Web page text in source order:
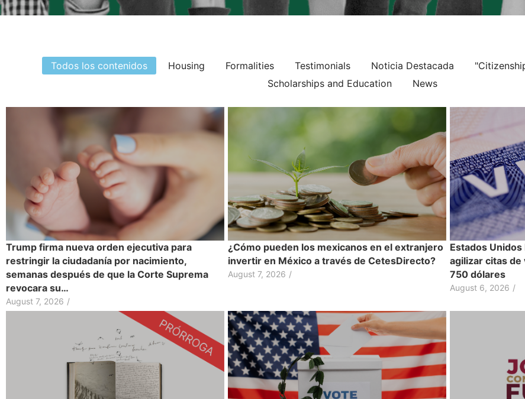
Todos los contenidos Housing Formalities Testimonials Noticia Destacada
Scholarships and Education
News
Trump firma nueva orden ejecutiva para
restringir la ciudadanía por nacimiento,
semanas después de que la Corte Suprema
revocara su…
August 7, 2026 /
¿Cómo pueden los mexicanos en el extranjero
invertir en México a través de CetesDirecto?
August 7, 2026 /
Estados
agilizar citas
750 dólares
August 6, 2026 /